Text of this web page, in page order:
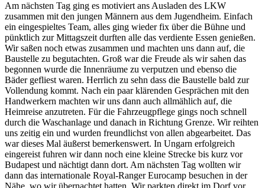
Am nächsten Tag ging es motiviert ans Ausladen des LKW
zusammen mit den jungen Männern aus dem Jugendheim. Einfach
ein eingespieltes Team, alles ging wieder fix über die Bühne und
pünktlich zur Mittagszeit durften alle das verdiente Essen genießen.
Wir saßen noch etwas zusammen und machten uns dann auf, die
Baustelle zu begutachten. Groß war die Freude als wir sahen das
begonnen wurde die Innenräume zu verputzen und ebenso die
Bäder gefliest waren. Herrlich zu sehn dass die Baustelle bald zur
Vollendung kommt. Nach ein paar klärenden Gesprächen mit den
Handwerkern machten wir uns dann auch allmählich auf, die
Heimreise anzutreten. Für die Fahrzeugpflege gings noch schnell
durch die Waschanlage und danach in Richtung Grenze. Wir reihten
uns zeitig ein und wurden freundlichst von allen abgearbeitet. Das
war dieses Mal äußerst bemerkenswert. In Ungarn erfolgreich
eingereist fuhren wir dann noch eine kleine Strecke bis kurz vor
Budapest und nächtigt dann dort. Am nächsten Tag wollten wir
dann das internationale Royal-Ranger Eurocamp besuchen in der